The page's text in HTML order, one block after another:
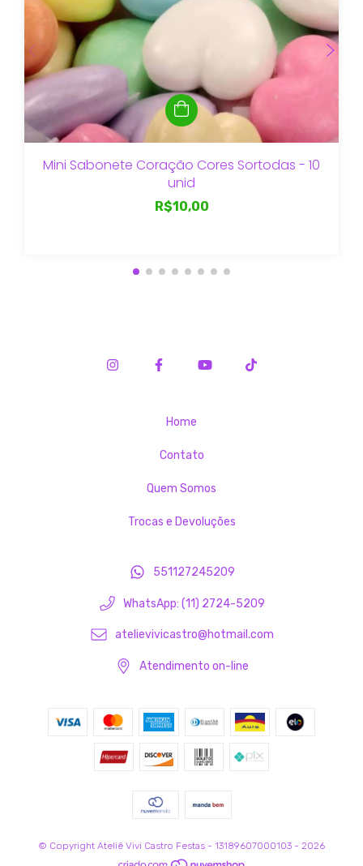
Mini Sabonete Coração Cores Sortodas - 10
unid
R$10,00
Home
Contato
Quem Somos
Trocas e Devoluções
551127245209
WhatsApp: (11) 2724-5209
atelievivicastro@hotmail.com
Atendimento on-line
© Copyright Ateliê Vivi Castro Festas - 13189607000103 - 2026